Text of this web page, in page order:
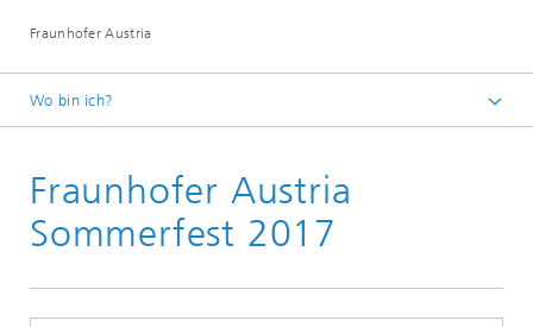
Fraunhofer Austria
Wo bin ich?
Presse
Pressearchiv
Fraunhofer Austria
Sommerfest 2017